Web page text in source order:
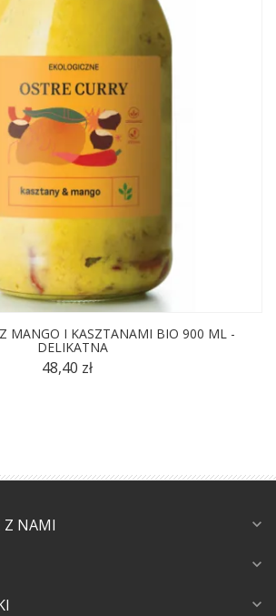
Z MANGO I KASZTANAMI BIO 900 ML -
DELIKATNA
48,40 zł
Z NAMI expand_more
expand_more
expand_more